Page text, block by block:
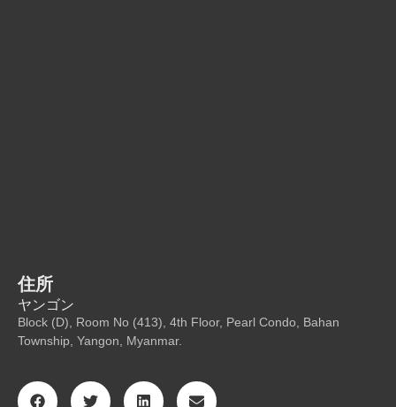
住所
ヤンゴン
Block (D), Room No (413), 4th Floor, Pearl Condo, Bahan
Township, Yangon, Myanmar.